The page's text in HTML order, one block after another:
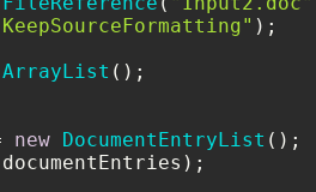
);
ArrayList ();
new DocumentEntryList ();